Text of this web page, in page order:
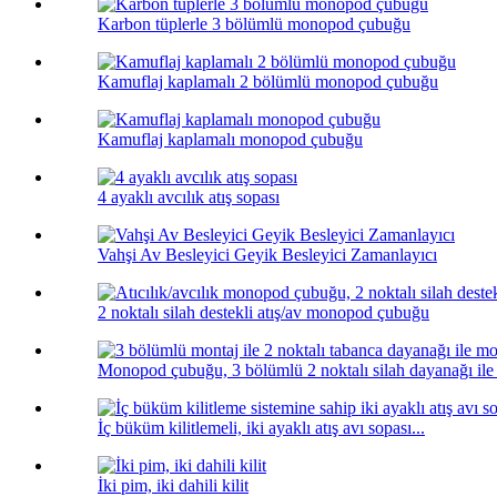
Karbon tüplerle 3 bölümlü monopod çubuğu
Kamuflaj kaplamalı 2 bölümlü monopod çubuğu
Kamuflaj kaplamalı monopod çubuğu
4 ayaklı avcılık atış sopası
Vahşi Av Besleyici Geyik Besleyici Zamanlayıcı
2 noktalı silah destekli atış/av monopod çubuğu
Monopod çubuğu, 3 bölümlü 2 noktalı silah dayanağı
İç büküm kilitlemeli, iki ayaklı atış avı sopası...
İki pim, iki dahili kilit